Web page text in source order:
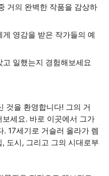
거의 완벽한 작품을 감상하
영감을 받은 작가들의 예
일했는지 경험해보세요
것을 환영합니다! 그의 거
세요. 바로 이곳에서 그가
17세기로 거슬러 올라가 렘
도시, 그리고 그의 시대로부